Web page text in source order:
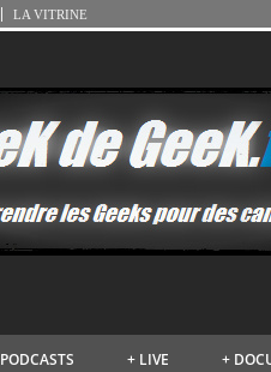
LA VITRINE
PODCASTS LIVE
+ +